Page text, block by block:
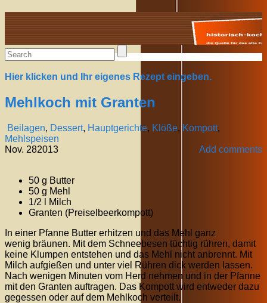
Alte Rezepte online
Hier klicken und Ihr eigenes Rezept eingeben.
Mehlkoch mit Granten
Beilagen, Dessert, Hauptgerichte, Klöße, Kompott,
Mehlspeisen
Add comments
Nov. 282013
50 g Butter
50 g Mehl
1/2 l Milch
Granten (Preiselbeerkompott)
In einer Pfanne Butter erhitzen und das Mehl ganz
wenig bräunen. Mit dem Schneebesen tüchtig rühren, damit
keine Klumpen entstehen und das Mehl nicht anbrennt. Mit
Milch aufgießen und unter viel Rühren dick werden lassen.
Nach wenigen Minuten vom Herd nehmen und in der Pfanne
mit den Granten auftragen. Das Kompott wird entweder dazu
gegessen oder auf dem Mehlkoch verteilt.